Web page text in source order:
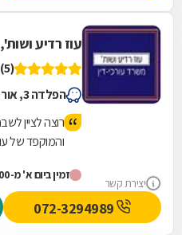
יצירת קשר
עוז רדיע
(5)
הפלדה 3, אור יהודה
והמוקפד של
זמין ביום א' מ-9:00